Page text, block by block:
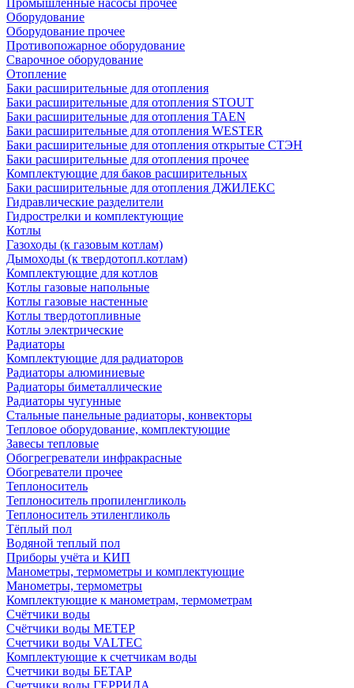
Промышленные насосы прочее
Оборудование
Оборудование прочее
Противопожарное оборудование
Сварочное оборудование
Отопление
Баки расширительные для отопления
Баки расширительные для отопления STOUT
Баки расширительные для отопления TAEN
Баки расширительные для отопления WESTER
Баки расширительные для отопления открытые СТЭН
Баки расширительные для отопления прочее
Комплектующие для баков расширительных
Баки расширительные для отопления ДЖИЛЕКС
Гидравлические разделители
Гидрострелки и комплектующие
Котлы
Газоходы (к газовым котлам)
Дымоходы (к твердотопл.котлам)
Комплектующие для котлов
Котлы газовые напольные
Котлы газовые настенные
Котлы твердотопливные
Котлы электрические
Радиаторы
Комплектующие для радиаторов
Радиаторы алюминиевые
Радиаторы биметаллические
Радиаторы чугунные
Стальные панельные радиаторы, конвекторы
Тепловое оборудование, комплектующие
Завесы тепловые
Обогрегреватели инфракрасные
Обогреватели прочее
Теплоноситель
Теплоноситель пропиленгликоль
Теплоноситель этиленгликоль
Тёплый пол
Водяной теплый пол
Приборы учёта и КИП
Манометры, термометры и комплектующие
Манометры, термометры
Комплектующие к манометрам, термометрам
Счётчики воды
Счётчики воды МЕТЕР
Счетчики воды VALTEC
Комплектующие к счетчикам воды
Счетчики воды БЕТАР
Счетчики воды ГЕРРИДА